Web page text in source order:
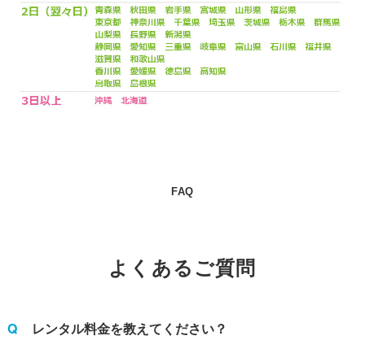
FAQ
よくあるご質問
レンタル料金を教えてください？